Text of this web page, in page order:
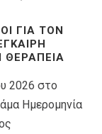
ΓΙΑ ΤΟΝ
2026 στο
Ημερομηνία